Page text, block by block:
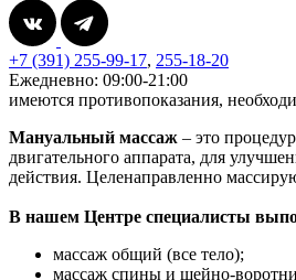
+7 (391) 255-99-17, 255-18-20
Ежедневно: 09:00-21:00
имеются противопоказания,
Мануальный массаж – это
двигательного аппарата, для
действия. Целенаправленно
В нашем Центре специалисты
массаж общий (все тело);
массаж спины и шейно-